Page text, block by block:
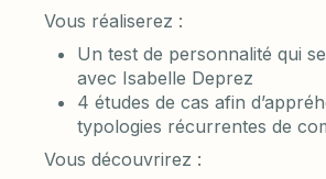
Vous réaliserez :
Un test de personnalité qui
avec Isabelle Deprez
4 études de cas afin
typologies récurrentes de
Vous découvrirez :